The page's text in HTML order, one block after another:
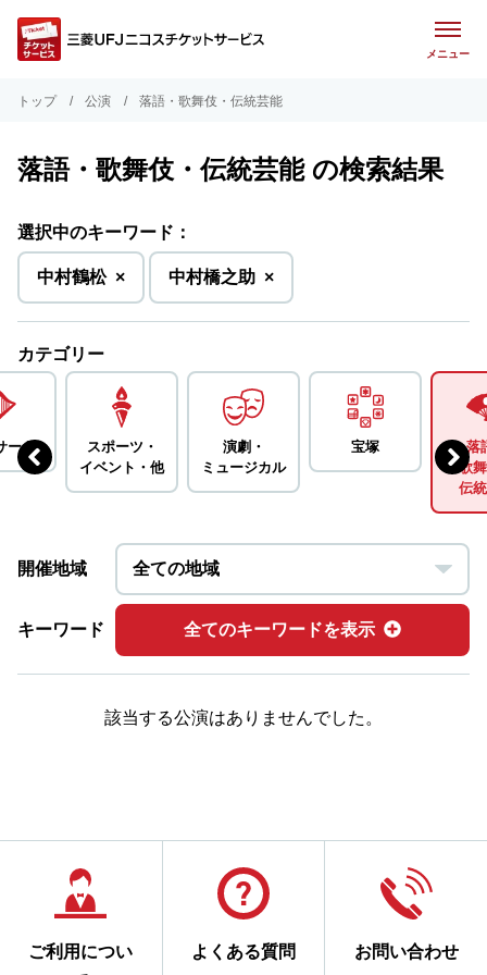
メニュー
トップ 公演 落語・歌舞伎・伝統芸能
落語・歌舞伎・伝統芸能 の検索結果
選択中のキーワード：
中村鶴松を
削
除
× 中村橋之助を
削
除
×
カテゴリー
ート
スポーツ・
イベント・ 他
演劇・
ミュージカル
宝塚
落
歌
伝
開催地域
キーワード 全てのキーワードを表示
該当する公演はありませんでした。
ご利用につい
よくある質問 お問い合わせ